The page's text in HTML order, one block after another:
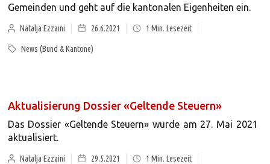
Gemeinden und geht auf die kantonalen Eigenheiten ein.
Natalja Ezzaini 26.6.2021 1 Min. Lesezeit
News (Bund & Kantone)
Aktualisierung Dossier «Geltende Steuern»
Das Dossier «Geltende Steuern» wurde am 27. Mai 2021
aktualisiert.
Natalja Ezzaini 29.5.2021 1 Min. Lesezeit